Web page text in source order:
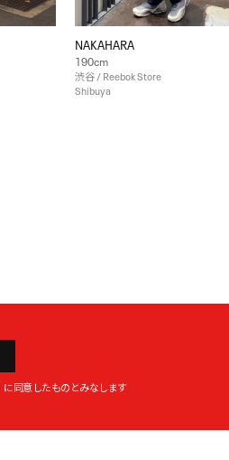
NAKAHARA
190cm
渋谷 / Reebok Store
Shibuya
に同意したものとみなします